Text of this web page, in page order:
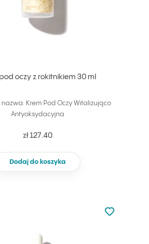
oczy z rokitnikiem 30 ml
Krem Pod Oczy Witalizująco
Antyoksydacyjna
zł 127.40
Dodaj do koszyka
Nie dodano
Dodaj do